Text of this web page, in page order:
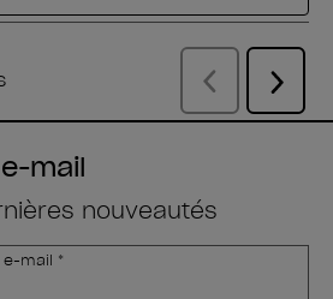
mail
nouveautés
e-mail *